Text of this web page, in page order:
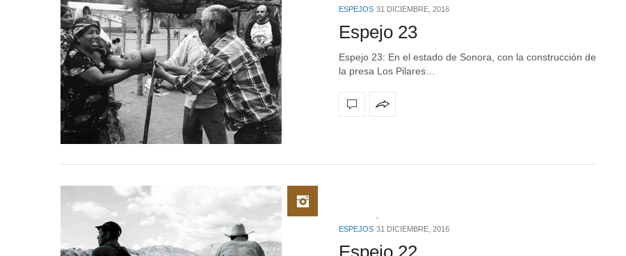
ESPEJOS 31 DICIEMBRE, 2016
Espejo 23
Espejo 23: En el estado de Sonora, con la construcción de
la presa Los Pilares…
ESPEJOS 31 DICIEMBRE, 2016